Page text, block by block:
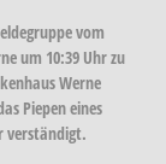
vom
um 10:39 Uhr zu
Werne
Piepen eines
verständigt.